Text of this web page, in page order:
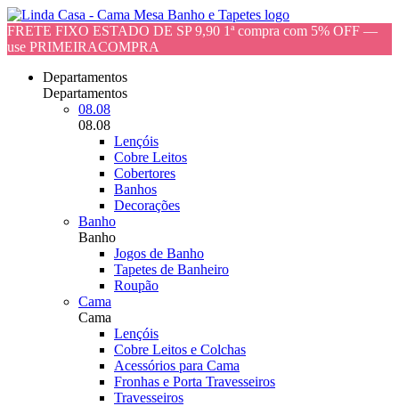
FRETE FIXO ESTADO DE SP 9,90 1ª compra com 5% OFF —
use PRIMEIRACOMPRA
Departamentos
Departamentos
08.08
08.08
Lençóis
Cobre Leitos
Cobertores
Banhos
Decorações
Banho
Banho
Jogos de Banho
Tapetes de Banheiro
Roupão
Cama
Cama
Lençóis
Cobre Leitos e Colchas
Acessórios para Cama
Fronhas e Porta Travesseiros
Travesseiros